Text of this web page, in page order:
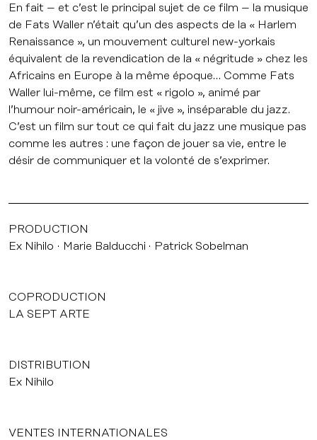
En fait – et c’est le principal sujet de ce film – la musique
de Fats Waller n’était qu’un des aspects de la « Harlem
Renaissance », un mouvement culturel new-yorkais
équivalent de la revendication de la « négritude » chez les
Africains en Europe à la même époque… Comme Fats
Waller lui-même, ce film est « rigolo », animé par
l’humour noir-américain, le « jive », inséparable du jazz.
C’est un film sur tout ce qui fait du jazz une musique pas
comme les autres : une façon de jouer sa vie, entre le
désir de communiquer et la volonté de s’exprimer.
PRODUCTION
Ex Nihilo
Marie Balducchi Patrick Sobelman
COPRODUCTION
LA SEPT ARTE
DISTRIBUTION
Ex Nihilo
VENTES INTERNATIONALES